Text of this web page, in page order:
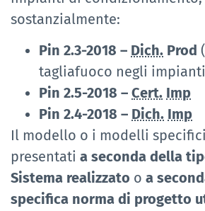
sostanzialmente:
Pin 2.3-2018 – Dich. Prod
tagliafuoco negli impianti
Pin 2.5-2018 – Cert. Imp
Pin 2.4-2018 – Dich. Imp
Il modello o i modelli
presentati a seconda della
Sistema realizzato o a
specifica norma di progetto